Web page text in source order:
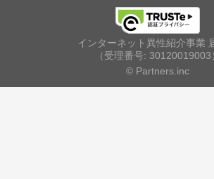
インターネット異性紹介事業
（受理番号: 30120019003
© Partners.inc